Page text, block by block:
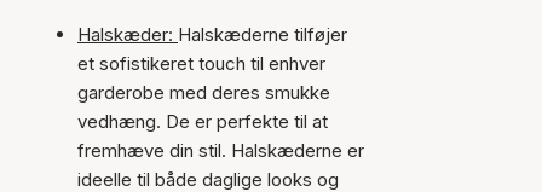
Halskæder: Halskæderne tilføjer
et sofistikeret touch til enhver
garderobe med deres smukke
vedhæng. De er perfekte til at
fremhæve din stil. Halskæderne er
ideelle til både daglige looks og